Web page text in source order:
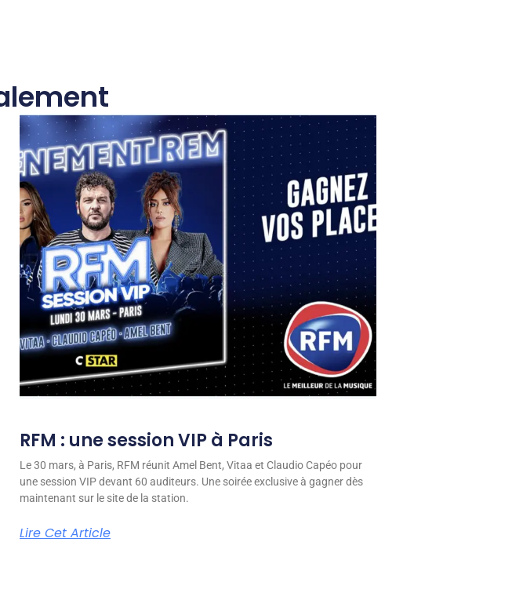
RFM : une session VIP à Paris
Le 30 mars, à Paris, RFM réunit Amel Bent, Vitaa et Claudio Capéo pour
une session VIP devant 60 auditeurs. Une soirée exclusive à gagner dès
maintenant sur le site de la station.
Lire Cet Article